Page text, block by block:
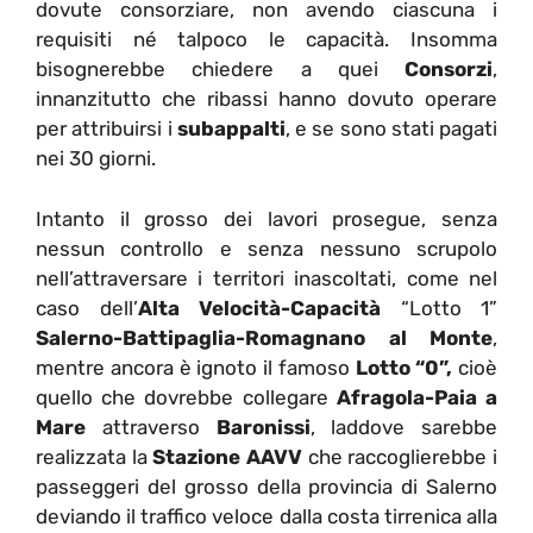
dovute consorziare, non avendo ciascuna i
requisiti né talpoco le capacità. Insomma
bisognerebbe chiedere a quei Consorzi,
innanzitutto che ribassi hanno dovuto operare
per attribuirsi i subappalti, e se sono stati pagati
nei 30 giorni.
Intanto il grosso dei lavori prosegue, senza
nessun controllo e senza nessuno scrupolo
nell’attraversare i territori inascoltati, come nel
caso dell’Alta Velocità-Capacità “Lotto 1”
Salerno-Battipaglia-Romagnano al Monte,
mentre ancora è ignoto il famoso Lotto “0”, cioè
quello che dovrebbe collegare Afragola-Paia a
Mare attraverso Baronissi, laddove sarebbe
realizzata laStazione AAVV che raccoglierebbe i
passeggeri del grosso della provincia di Salerno
deviando il traffico veloce dalla costa tirrenica alla